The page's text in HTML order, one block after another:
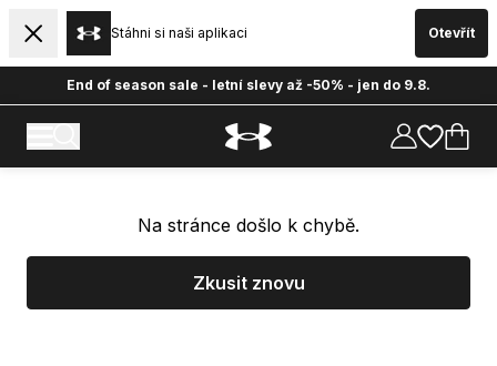
Stáhni si naši aplikaci Otevřít
End of season sale - letní slevy až -50% - jen do 9.8.
Na stránce došlo k chybě.
Zkusit znovu